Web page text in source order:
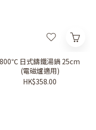
800℃ 日式鑄鐵湯鍋 25cm
(電磁爐適用)
HK$358.00